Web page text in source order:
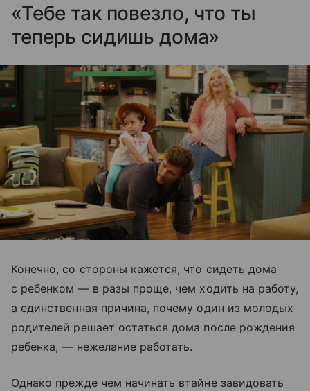
«Тебе так повезло, что ты
теперь сидишь дома»
Конечно, со стороны кажется, что сидеть дома
с ребенком — в разы проще, чем ходить на работу,
а единственная причина, почему один из молодых
родителей решает остаться дома после рождения
ребенка, — нежелание работать.
Однако прежде чем начинать втайне завидовать